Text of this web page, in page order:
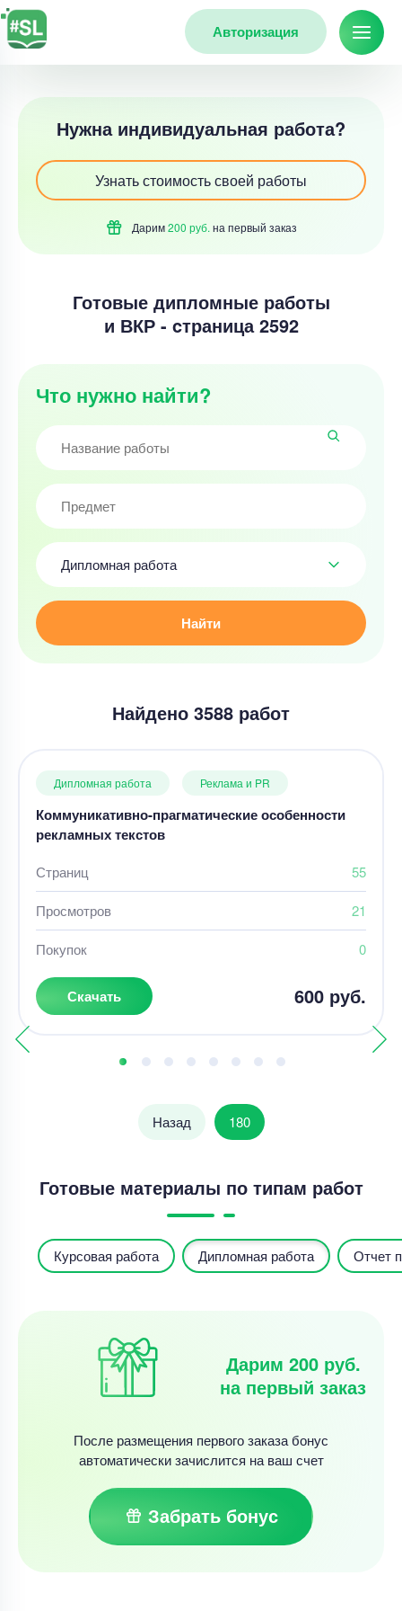
Авторизация
Нужна индивидуальная работа?
Узнать стоимость своей работы
Дарим200 руб. на первый заказ
Готовые дипломные работы
и ВКР - cтраница 2592
Что нужно найти?
Дипломная работа
Найти
Найдено 3588 работ
Дипломная работа Реклама и PR
Коммуникативно-прагматические особенности
рекламных текстов
Страниц 55
Просмотров 21
Покупок 0
Скачать 600 руб.
Назад 180
Готовые материалы по типам работ
Курсовая работа Дипломная работа Отчет
Дарим 200 руб.
на первый заказ
После размещения первого заказа бонус
автоматически зачислится на ваш счет
Забрать бонус